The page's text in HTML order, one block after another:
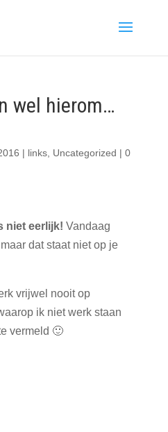
wel hierom…
| links, Uncategorized | 0
niet eerlijk! Vandaag
dat staat niet op je
vrijwel nooit op
ik niet werk staan
vermeld 🙂